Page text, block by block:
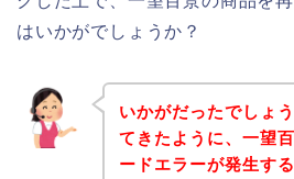
はいかがでしょうか？
いかがだったでしょ
てきたように、一望
ードエラーが発生す